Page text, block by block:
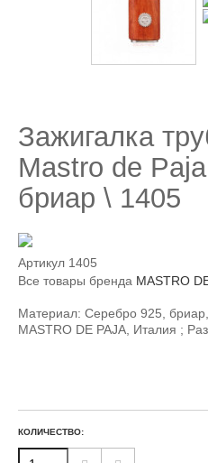
Зажигалка
Mastro de
бриар \ 1405
Артикул 1405
Все товары бренда MASTRO
Материал: Серебро 925,
MASTRO DE PAJA, Италия ;
КОЛИЧЕСТВО: